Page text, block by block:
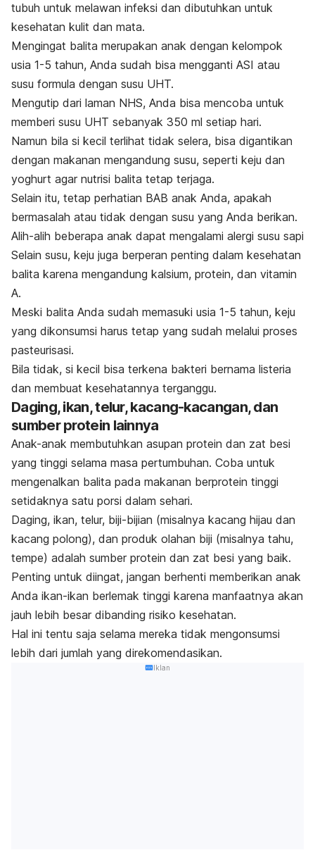
tubuh untuk melawan infeksi dan dibutuhkan untuk
kesehatan kulit dan mata.
Mengingat balita merupakan anak dengan kelompok
usia 1-5 tahun, Anda sudah bisa mengganti ASI atau
susu formula dengan susu UHT.
Mengutip dari laman NHS, Anda bisa mencoba untuk
memberi susu UHT sebanyak 350 ml setiap hari.
Namun bila si kecil terlihat tidak selera, bisa digantikan
dengan makanan mengandung susu, seperti keju dan
yoghurt agar nutrisi balita tetap terjaga.
Selain itu, tetap perhatian BAB anak Anda, apakah
bermasalah atau tidak dengan susu yang Anda berikan.
Alih-alih beberapa anak dapat mengalami alergi susu sapi
Selain susu, keju juga berperan penting dalam kesehatan
balita karena mengandung kalsium, protein, dan vitamin
A.
Meski balita Anda sudah memasuki usia 1-5 tahun, keju
yang dikonsumsi harus tetap yang sudah melalui proses
pasteurisasi.
Bila tidak, si kecil bisa terkena bakteri bernama listeria
dan membuat kesehatannya terganggu.
Daging, ikan, telur, kacang-kacangan, dan
sumber protein lainnya
Anak-anak membutuhkan asupan protein dan zat besi
yang tinggi selama masa pertumbuhan. Coba untuk
mengenalkan balita pada makanan berprotein tinggi
setidaknya satu porsi dalam sehari.
Daging, ikan, telur, biji-bijian (misalnya kacang hijau dan
kacang polong), dan produk olahan biji (misalnya tahu,
tempe) adalah sumber protein dan zat besi yang baik.
Penting untuk diingat, jangan berhenti memberikan anak
Anda ikan-ikan berlemak tinggi karena manfaatnya akan
jauh lebih besar dibanding risiko kesehatan.
Hal ini tentu saja selama mereka tidak mengonsumsi
lebih dari jumlah yang direkomendasikan.
Iklan